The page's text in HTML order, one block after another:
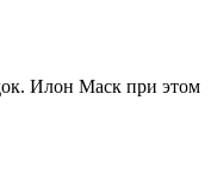
Илон Маск при этом